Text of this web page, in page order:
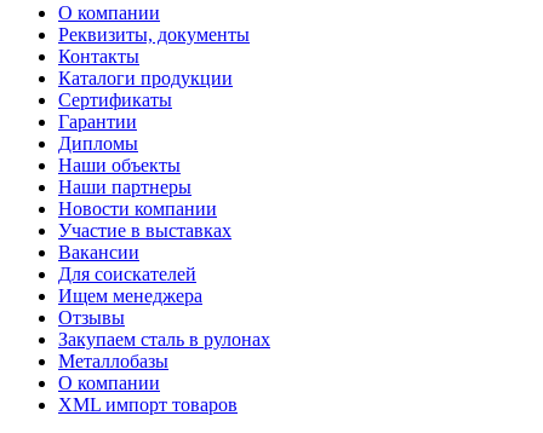
О компании
Реквизиты, документы
Контакты
Каталоги продукции
Сертификаты
Гарантии
Дипломы
Наши объекты
Наши партнеры
Новости компании
Участие в выставках
Вакансии
Для соискателей
Ищем менеджера
Отзывы
Закупаем сталь в рулонах
Металлобазы
О компании
XML импорт товаров